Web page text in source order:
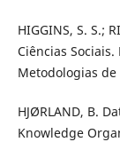
HIGGINS, S. S.;
Ciências
Metodologias de
HJØRLAND, B.
Knowledge